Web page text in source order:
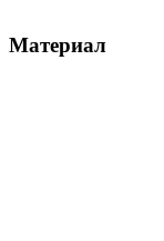
Материал